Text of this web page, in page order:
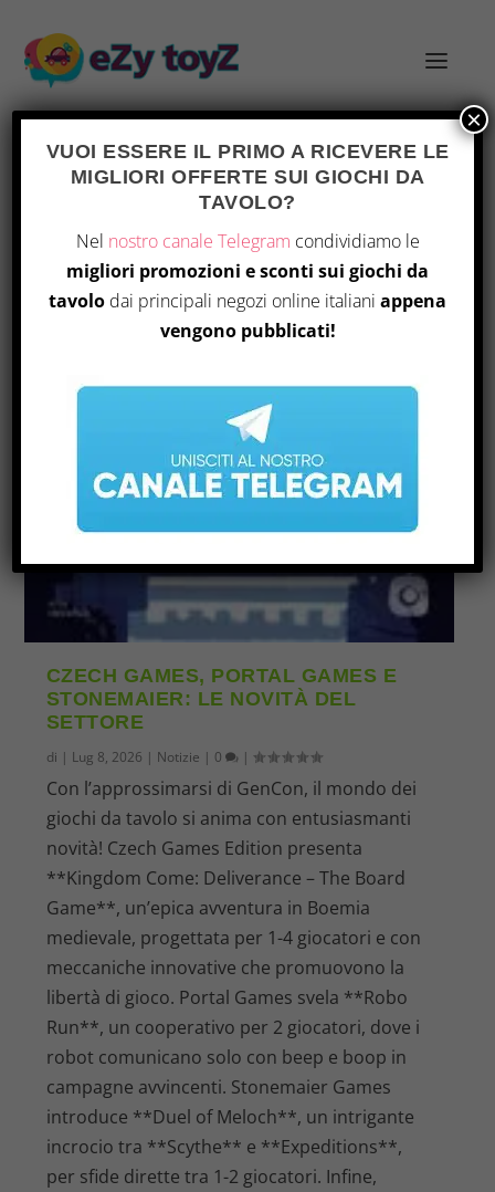
TAG:KINGDOM COME: DELIVERANCE
CZECH GAMES, PORTAL GAMES E
STONEMAIER: LE NOVITÀ DEL
SETTORE
di | Lug 8, 2026 | Notizie | 0 |
Con l’approssimarsi di GenCon, il mondo dei
giochi da tavolo si anima con entusiasmanti
novità! Czech Games Edition presenta
**Kingdom Come: Deliverance – The Board
Game**, un’epica avventura in Boemia
medievale, progettata per 1-4 giocatori e con
meccaniche innovative che promuovono la
libertà di gioco. Portal Games svela **Robo
Run**, un cooperativo per 2 giocatori, dove i
robot comunicano solo con beep e boop in
campagne avvincenti. Stonemaier Games
introduce **Duel of Meloch**, un intrigante
incrocio tra **Scythe** e **Expeditions**,
per sfide dirette tra 1-2 giocatori. Infine,
VUOI ESSERE IL PRIMO A RICEVERE LE
MIGLIORI OFFERTE SUI GIOCHI DA
TAVOLO?
Nel nostro canale Telegram condividiamo le
migliori promozioni e sconti sui giochi da
tavolo dai principali negozi online italiani appena
vengono pubblicati!
×